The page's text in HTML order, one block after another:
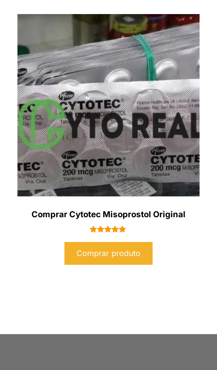
Comprar Cytotec Misoprostol Original
de 5
Comprar produto